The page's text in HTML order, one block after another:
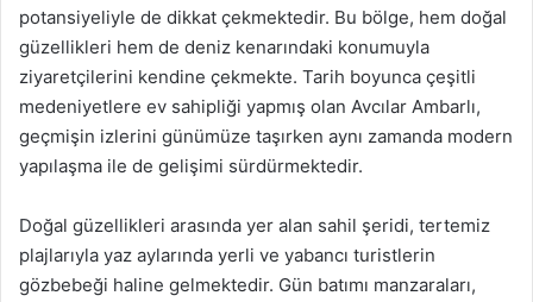
potansiyeliyle de dikkat çekmektedir. Bu bölge, hem doğal
güzellikleri hem de deniz kenarındaki konumuyla
ziyaretçilerini kendine çekmekte. Tarih boyunca çeşitli
medeniyetlere ev sahipliği yapmış olan Avcılar Ambarlı,
geçmişin izlerini günümüze taşırken aynı zamanda modern
yapılaşma ile de gelişimi sürdürmektedir.
Doğal güzellikleri arasında yer alan sahil şeridi, tertemiz
plajlarıyla yaz aylarında yerli ve yabancı turistlerin
gözbebeği haline gelmektedir. Gün batımı manzaraları,